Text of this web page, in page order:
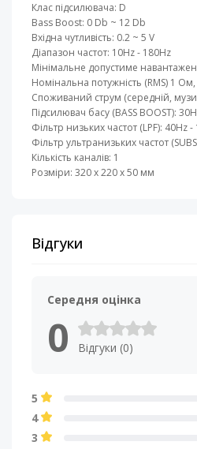
Клас підсилювача: D
Bass Boost: 0 Db ~ 12 Db
Вхідна чутливість: 0.2 ~ 5 V
Діапазон частот: 10Hz - 180Hz
Мінімальне допустиме
Номінальна потужність (RMS) 1
Споживаний струм (середній,
Підсилювач басу (BASS BOOST):
Фільтр низьких частот (LPF): 40Hz -
Фільтр ультранизьких частот
Кількість каналів: 1
Розміри: 320 х 220 х 50 мм
Відгуки
Середня оцінка
0 Відгуки (0)
5
4
3